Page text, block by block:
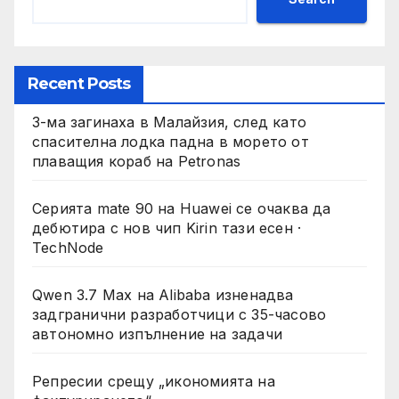
Recent Posts
3-ма загинаха в Малайзия, след като
спасителна лодка падна в морето от
плаващия кораб на Petronas
Серията mate 90 на Huawei се очаква да
дебютира с нов чип Kirin тази есен ·
TechNode
Qwen 3.7 Max на Alibaba изненадва
задгранични разработчици с 35-часово
автономно изпълнение на задачи
Репресии срещу „икономията на